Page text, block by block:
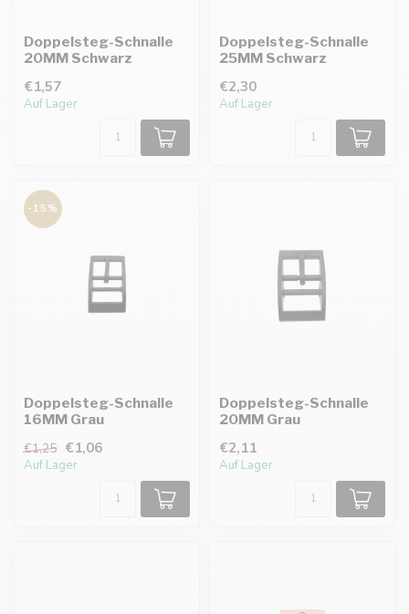
Doppelsteg-Schnalle
20MM Schwarz
€1,57
Auf Lager
Doppelsteg-Schnalle
25MM Schwarz
€2,30
Auf Lager
-15%
Doppelsteg-Schnalle
16MM Grau
€1,25 €1,06
Auf Lager
Doppelsteg-Schnalle
20MM Grau
€2,11
Auf Lager